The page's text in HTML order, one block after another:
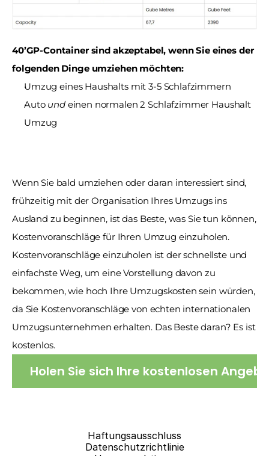
40’GP-Container sind akzeptabel, wenn Sie eines der
folgenden Dinge umziehen möchten:
Umzug eines Haushalts mit 3-5 Schlafzimmern
Auto und einen normalen 2 Schlafzimmer Haushalt
Umzug
Wenn Sie bald umziehen oder daran interessiert sind,
frühzeitig mit der Organisation Ihres Umzugs ins
Ausland zu beginnen, ist das Beste, was Sie tun können,
Kostenvoranschläge für Ihren Umzug einzuholen.
Kostenvoranschläge einzuholen ist der schnellste und
einfachste Weg, um eine Vorstellung davon zu
bekommen, wie hoch Ihre Umzugskosten sein würden,
da Sie Kostenvoranschläge von echten internationalen
Umzugsunternehmen erhalten. Das Beste daran? Es ist
kostenlos.
Holen Sie sich Ihre kostenlosen
Haftungsausschluss
Datenschutzrichtlinie